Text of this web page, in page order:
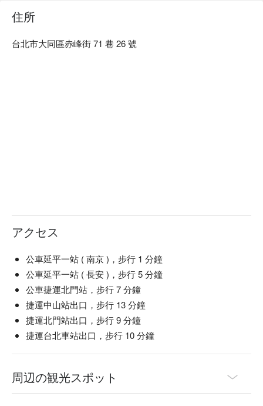
Sonbérnor 松柏農評價：Google 4.6 星好評
Sonbérnor 松柏農推薦：交通便利
住所
台北市大同區赤峰街 71 巷 26 號
アクセス
公車延平一站 ( 南京 )，步行 1 分鐘
公車延平一站 ( 長安 )，步行 5 分鐘
公車捷運北門站，步行 7 分鐘
捷運中山站出口，步行 13 分鐘
捷運北門站出口，步行 9 分鐘
捷運台北車站出口，步行 10 分鐘
周辺の観光スポット